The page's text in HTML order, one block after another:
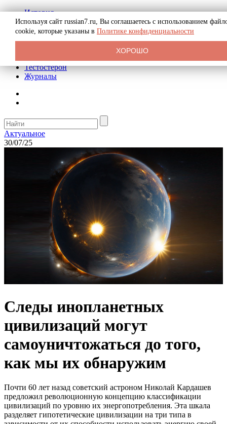
История
Биография
Криминал
Реклама на сайте
Тестостерон
Журналы
Актуальное
30/07/25
Следы инопланетных
цивилизаций могут
самоуничтожаться до того,
как мы их обнаружим
Почти 60 лет назад советский астроном Николай Кардашев
предложил революционную концепцию классификации
цивилизаций по уровню их энергопотребления. Эта шкала
разделяет гипотетические цивилизации на три типа в
Используя сайт russian7.ru, Вы соглашаетесь с использованием
cookie, которые указаны в Политике конфиденциальности
ХОРОШО